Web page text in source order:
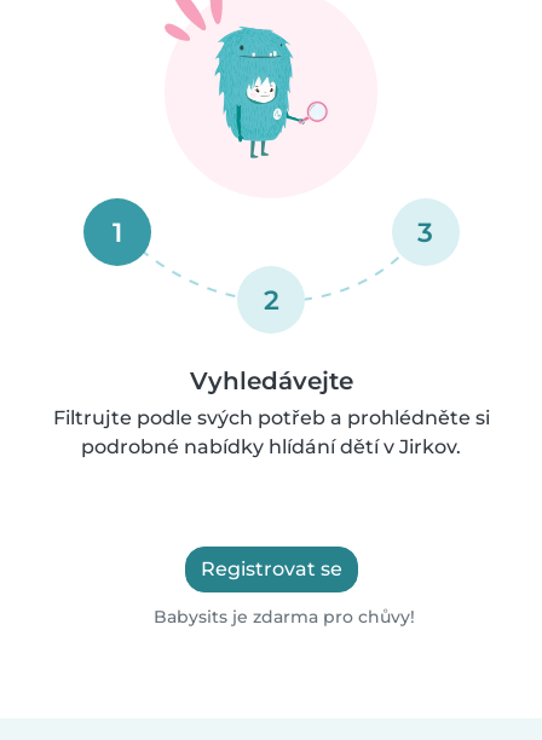
1
2
3
Vyhledávejte
Filtrujte podle svých potřeb a prohlédněte si
podrobné nabídky hlídání dětí v Jirkov.
Registrovat se
Babysits je zdarma pro chůvy!